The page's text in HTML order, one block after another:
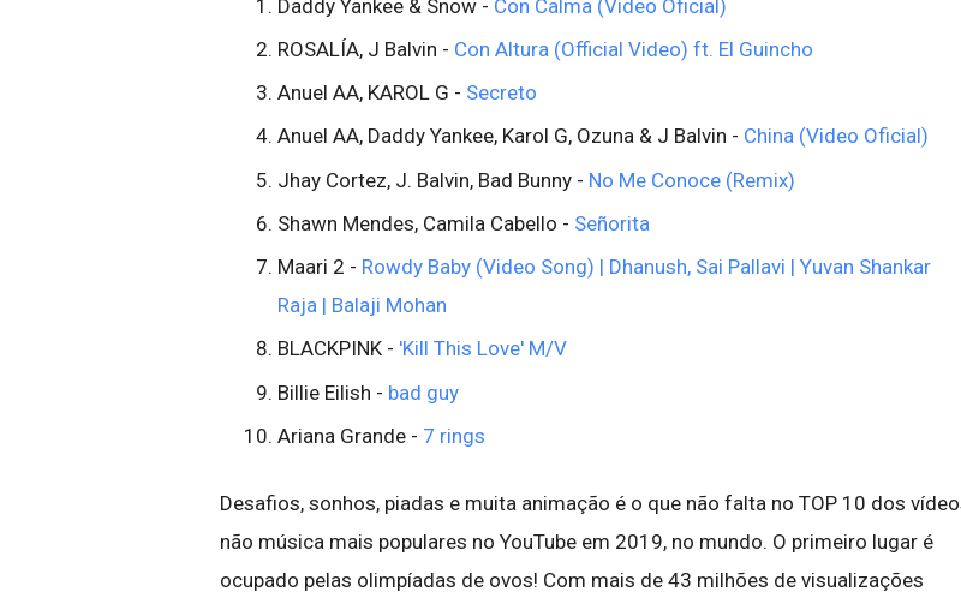
Daddy Yankee & Snow - Con Calma (Video Oficial)
ROSALÍA, J Balvin - Con Altura (Official Video) ft. El Guincho
Anuel AA, KAROL G - Secreto
Anuel AA, Daddy Yankee, Karol G, Ozuna & J Balvin - China (Video Oficial)
Jhay Cortez, J. Balvin, Bad Bunny - No Me Conoce (Remix)
Shawn Mendes, Camila Cabello - Señorita
Maari 2 - Rowdy Baby (Video Song) | Dhanush, Sai Pallavi | Yuvan Shankar
Raja | Balaji Mohan
BLACKPINK - 'Kill This Love' M/V
Billie Eilish - bad guy
Ariana Grande - 7 rings
Desafios, sonhos, piadas e muita animação é o que não falta no TOP 10 dos
não música mais populares no YouTube em 2019, no mundo. O primeiro lugar é
ocupado pelas olimpíadas de ovos! Com mais de 43 milhões de visualizações